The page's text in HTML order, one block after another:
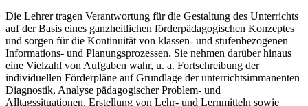
Die Lehrer tragen Verantwortung für die Gestaltung des Unterrichts
auf der Basis eines ganzheitlichen förderpädagogischen Konzeptes
und sorgen für die Kontinuität von klassen- und stufenbezogenen
Informations- und Planungsprozessen. Sie nehmen darüber hinaus
eine Vielzahl von Aufgaben wahr, u. a. Fortschreibung der
individuellen Förderpläne auf Grundlage der unterrichtsimmanenten
Diagnostik, Analyse pädagogischer Problem- und
Alltagssituationen, Erstellung von Lehr- und Lernmitteln sowie